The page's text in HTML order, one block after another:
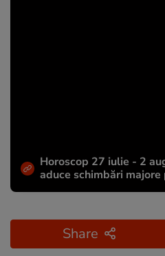
Horoscop 27 iulie - 2
aduce schimbări
Share